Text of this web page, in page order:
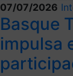
07/07/2026
Basque
impulsa